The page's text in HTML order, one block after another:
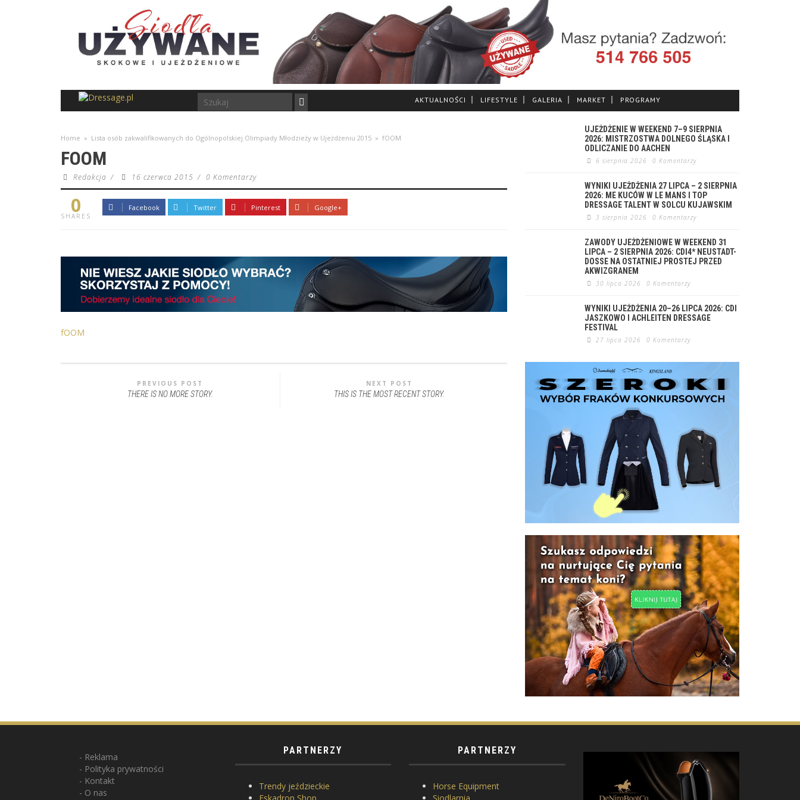
AKTUALNOŚCI LIFESTYLE GALERIA MARKET PROGRAMY
Home » Lista osób zakwalifikowanych do Ogólnopolskiej Olimpiady Młodzieży w Ujeżdżeniu 2015 » fOOM
FOOM
Redakcja / 16 czerwca 2015 / 0 Komentarzy
0
SHARES
Facebook Twitter Pinterest Google+
fOOM
PREVIOUS POST
THERE IS NO MORE STORY.
NEXT POST
THIS IS THE MOST RECENT STORY.
UJEŻDŻENIE W WEEKEND 7–9 SIERPNIA
2026: MISTRZOSTWA DOLNEGO ŚLĄSKA I
ODLICZANIE DO AACHEN
6 sierpnia 2026 0 Komentarzy
WYNIKI UJEŻDŻENIA 27 LIPCA – 2 SIERPNIA
2026: ME KUCÓW W LE MANS I TOP
DRESSAGE TALENT W SOLCU KUJAWSKIM
3 sierpnia 2026 0 Komentarzy
ZAWODY UJEŻDŻENIOWE W WEEKEND 31
LIPCA – 2 SIERPNIA 2026: CDI4* NEUSTADT-
DOSSE NA OSTATNIEJ PROSTEJ PRZED
AKWIZGRANEM
30 lipca 2026 0 Komentarzy
WYNIKI UJEŻDŻENIA 20–26 LIPCA 2026: CDI
JASZKOWO I ACHLEITEN DRESSAGE
FESTIVAL
27 lipca 2026 0 Komentarzy
Reklama
Polityka prywatności
Kontakt
O nas
PARTNERZY
Trendy jeździeckie
Eskadron Shop
PARTNERZY
Horse Equipment
Siodlarnia